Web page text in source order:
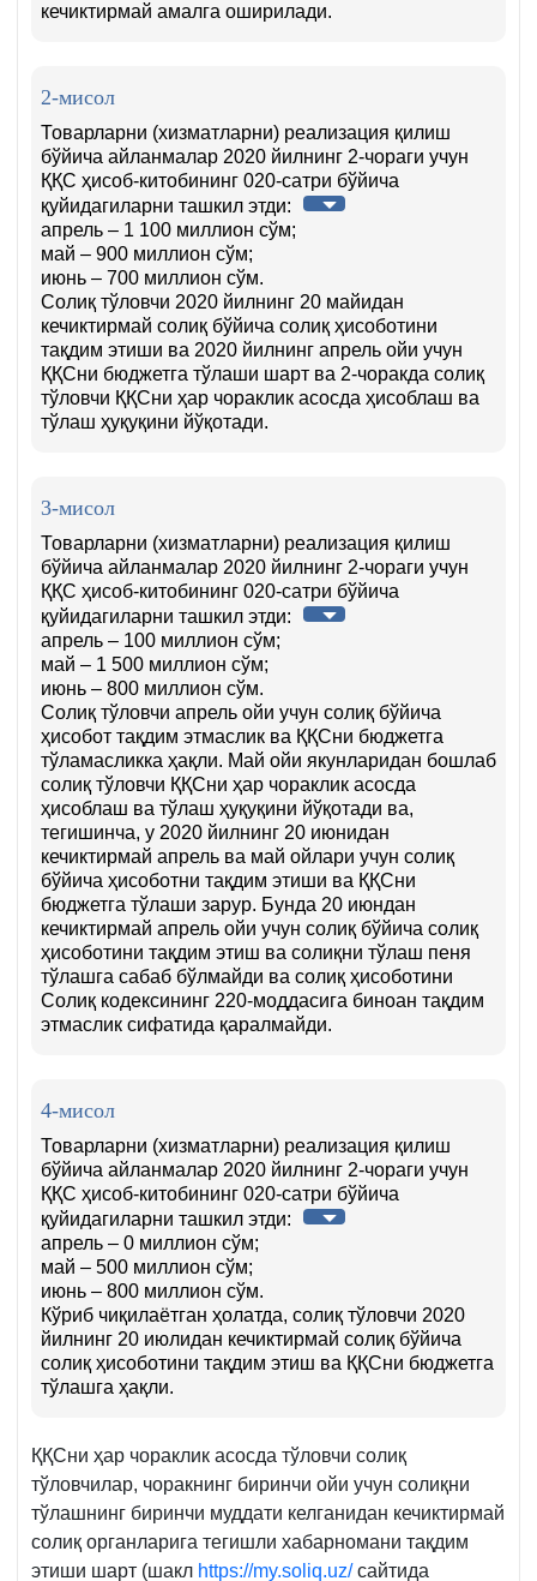
кечиктирмай амалга оширилади.
2-мисол
Товарларни (хизматларни) реализация қилиш
бўйича айланмалар 2020 йилнинг 2-чораги учун
ҚҚС ҳисоб-китобининг 020-сатри бўйича
қуйидагиларни ташкил этди:
апрель – 1 100 миллион сўм;
май – 900 миллион сўм;
июнь – 700 миллион сўм.
Солиқ тўловчи 2020 йилнинг 20 майидан
кечиктирмай солиқ бўйича солиқ ҳисоботини
тақдим этиши ва 2020 йилнинг апрель ойи учун
ҚҚСни бюджетга тўлаши шарт ва 2-чоракда солиқ
тўловчи ҚҚСни ҳар чораклик асосда ҳисоблаш ва
тўлаш ҳуқуқини йўқотади.
3-мисол
Товарларни (хизматларни) реализация қилиш
бўйича айланмалар 2020 йилнинг 2-чораги учун
ҚҚС ҳисоб-китобининг 020-сатри бўйича
қуйидагиларни ташкил этди:
апрель – 100 миллион сўм;
май – 1 500 миллион сўм;
июнь – 800 миллион сўм.
Солиқ тўловчи апрель ойи учун солиқ бўйича
ҳисобот тақдим этмаслик ва ҚҚСни бюджетга
тўламасликка ҳақли. Май ойи якунларидан бошлаб
солиқ тўловчи ҚҚСни ҳар чораклик асосда
ҳисоблаш ва тўлаш ҳуқуқини йўқотади ва,
тегишинча, у 2020 йилнинг 20 июнидан
кечиктирмай апрель ва май ойлари учун солиқ
бўйича ҳисоботни тақдим этиши ва ҚҚСни
бюджетга тўлаши зарур. Бунда 20 июндан
кечиктирмай апрель ойи учун солиқ бўйича солиқ
ҳисоботини тақдим этиш ва солиқни тўлаш пеня
тўлашга сабаб бўлмайди ва солиқ ҳисоботини
Солиқ кодексининг 220-моддасига биноан тақдим
этмаслик сифатида қаралмайди.
4-мисол
Товарларни (хизматларни) реализация қилиш
бўйича айланмалар 2020 йилнинг 2-чораги учун
ҚҚС ҳисоб-китобининг 020-сатри бўйича
қуйидагиларни ташкил этди:
апрель – 0 миллион сўм;
май – 500 миллион сўм;
июнь – 800 миллион сўм.
Кўриб чиқилаётган ҳолатда, солиқ тўловчи 2020
йилнинг 20 июлидан кечиктирмай солиқ бўйича
солиқ ҳисоботини тақдим этиш ва ҚҚСни бюджетга
тўлашга ҳақли.
ҚҚСни ҳар чораклик асосда тўловчи солиқ
тўловчилар, чоракнинг биринчи ойи учун солиқни
тўлашнинг биринчи муддати келганидан кечиктирмай
солиқ органларига тегишли хабарномани тақдим
этиши шарт (шакл https://my.soliq.uz/сайтида